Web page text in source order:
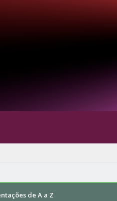
de A a Z